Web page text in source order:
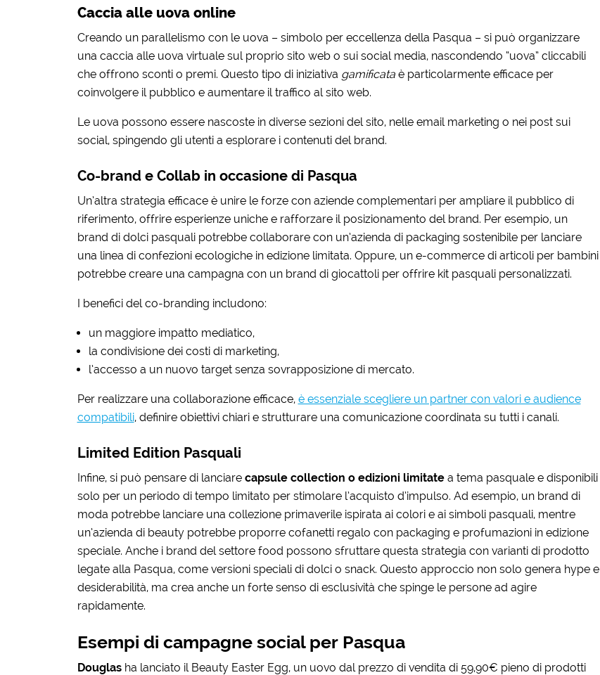
Caccia alle uova online
Creando un parallelismo con le uova – simbolo per eccellenza della Pasqua – si può organizzare
una caccia alle uova virtuale sul proprio sito web o sui social media, nascondendo “uova” cliccabili
che offrono sconti o premi. Questo tipo di iniziativa gamificataè particolarmente efficace per
coinvolgere il pubblico e aumentare il traffico al sito web.
Le uova possono essere nascoste in diverse sezioni del sito, nelle email marketing o nei post sui
social, spingendo gli utenti a esplorare i contenuti del brand.
Co-brand e Collab in occasione di Pasqua
Un’altra strategia efficace è unire le forze con aziende complementari per ampliare il pubblico di
riferimento, offrire esperienze uniche e rafforzare il posizionamento del brand. Per esempio, un
brand di dolci pasquali potrebbe collaborare con un’azienda di packaging sostenibile per lanciare
una linea di confezioni ecologiche in edizione limitata. Oppure, un e-commerce di articoli per bambini
potrebbe creare una campagna con un brand di giocattoli per offrire kit pasquali personalizzati.
I benefici del co-branding includono:
un maggiore impatto mediatico,
la condivisione dei costi di marketing,
l’accesso a un nuovo target senza sovrapposizione di mercato.
Per realizzare una collaborazione efficace, è essenziale scegliere un partner con valori e audience
compatibili, definire obiettivi chiari e strutturare una comunicazione coordinata su tutti i canali.
Limited Edition Pasquali
Infine, si può pensare di lanciare capsule collection o edizioni limitatea tema pasquale e disponibili
solo per un periodo di tempo limitato per stimolare l’acquisto d’impulso. Ad esempio, un brand di
moda potrebbe lanciare una collezione primaverile ispirata ai colori e ai simboli pasquali, mentre
un’azienda di beauty potrebbe proporre cofanetti regalo con packaging e profumazioni in edizione
speciale. Anche i brand del settore food possono sfruttare questa strategia con varianti di prodotto
legate alla Pasqua, come versioni speciali di dolci o snack. Questo approccio non solo genera hype e
desiderabilità, ma crea anche un forte senso di esclusività che spinge le persone ad agire
rapidamente.
Esempi di campagne social per Pasqua
Douglasha lanciato il Beauty Easter Egg, un uovo dal prezzo di vendita di 59,90€ pieno di prodotti